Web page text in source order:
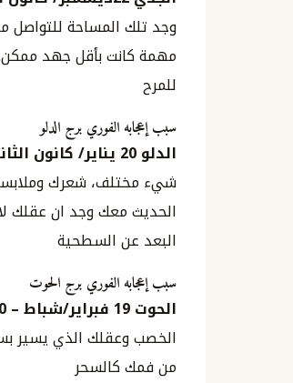
وجد تلك المساحة
مهمة كانت بأقل جهد
للمرح
سبب إعجابه الفوري برج الدلو
الدلو20 يناير/كانون
شيء مختلف، شعرك
الحديث معك وجد ان عقلك
البعد عن السطحية
سبب إعجابه الفوري برج الحوت
الحوت 19 فبراير/شباط – 20
الخصب وعقلك الذي يسير
من فمك كالسحر